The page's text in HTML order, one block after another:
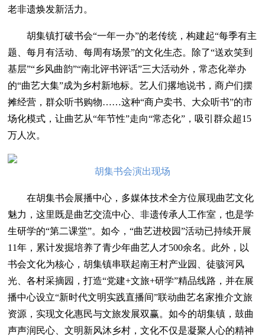
老非遗焕发新活力。
胡集镇打破书会“一年一办”的老传统，构建起“每季有主
题、每月有活动、每周有场景”的文化生态。除了“送欢笑到
基层”“乡风曲韵”“南北评书评话”三大活动外，常态化举办
的“曲艺大集”成为乡村新地标。艺人们撂地说书，商户们摆
摊经营，群众听书购物……这种“商户卖书、大众听书”的市
场化模式，让曲艺从“年节性”走向“常态化”，吸引群众超15
万人次。
胡集书会演出现场
在胡集书会展播中心，多媒体技术全方位展现曲艺文化
魅力，这里既是曲艺交流中心、非遗传承人工作室，也是学
生研学的“第二课堂”。如今，“曲艺进校园”活动已持续开展
11年，累计发掘培养了青少年曲艺人才500余名。此外，以
书会文化为核心，胡集镇串联起南王村产业园、徒骇河风
光、各村采摘园，打造“党建+文旅+研学”精品线路，并在展
播中心设立“新时代文明实践直播间”联动曲艺名家推介文旅
资源，实现文化惠民与文旅发展双赢。如今的胡集镇，鼓曲
声声润民心、文明新风沐乡村，文化不仅是凝聚人心的精神